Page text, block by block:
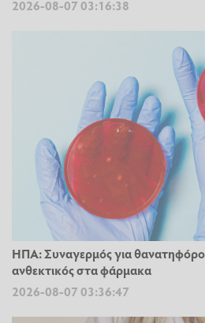
2026-08-07 03:16:38
ΗΠΑ: Συναγερμός για θανατηφόρο
ανθεκτικός στα φάρμακα
2026-08-07 03:36:47